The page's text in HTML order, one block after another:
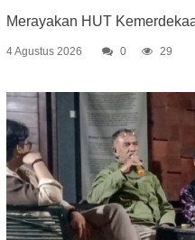
Merayakan HUT
4 Agustus 2026 0 29